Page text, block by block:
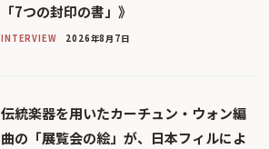
「7つの封印の書」》
INTERVIEW 2026年8月7日
伝統楽器を用いたカーチュン・ウォン編
曲の「展覧会の絵」が、日本フィルによ